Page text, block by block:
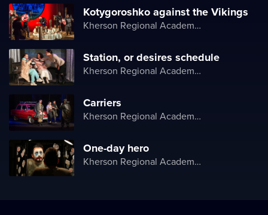
Kotygoroshko against the Vikings
Kherson Regional Academic Music and Drama Theater named after Mykola Kulish
Station, or desires schedule
Kherson Regional Academic Music and Drama Theater named after Mykola Kulish
Carriers
Kherson Regional Academic Music and Drama Theater named after Mykola Kulish
One-day hero
Kherson Regional Academic Music and Drama Theater named after Mykola Kulish